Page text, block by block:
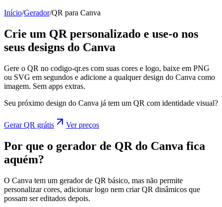
Início/Gerador/QR para Canva
Crie um QR personalizado e use-o nos
seus designs do Canva
Gere o QR no codigo-qr.es com suas cores e logo, baixe em PNG
ou SVG em segundos e adicione a qualquer design do Canva como
imagem. Sem apps extras.
Seu próximo design do Canva já tem um QR com identidade visual?
Gerar QR grátis Ver preços
Por que o gerador de QR do Canva fica
aquém?
O Canva tem um gerador de QR básico, mas não permite
personalizar cores, adicionar logo nem criar QR dinâmicos que
possam ser editados depois.